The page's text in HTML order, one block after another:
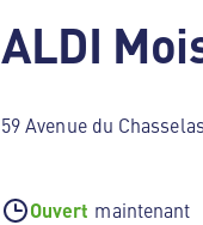
ALDI
59 Avenue du
Ouvert maintenant